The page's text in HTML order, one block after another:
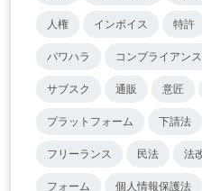
人権 インボイス 特許
パワハラ コンプライアンス
サブスク 通販 意匠
プラットフォーム 下請法
フリーランス 民法 法
フォーム 個人情報保護法